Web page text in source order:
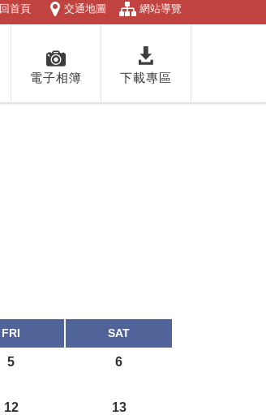
回首頁 交通地圖 網站導覽
電子相簿 下載專區
FRI SAT
5 6
12 13